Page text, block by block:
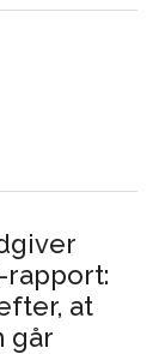
rapport:
at
går